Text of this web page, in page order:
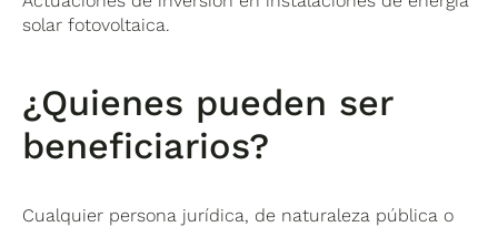
solar fotovoltaica.
¿Quienes pueden ser
beneficiarios?
Cualquier persona jurídica, de naturaleza pública o